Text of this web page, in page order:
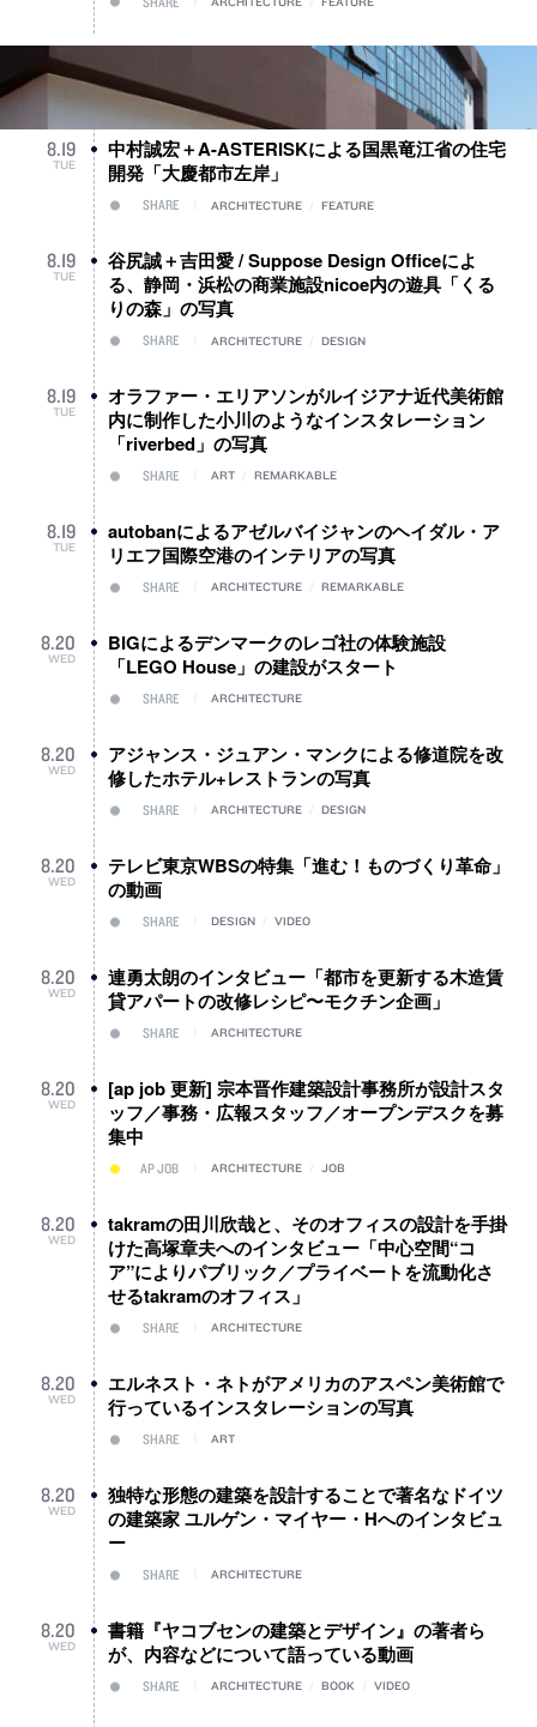
8.19
TUE
中村誠宏＋A-ASTERISKによる国黒竜江省の住宅
開発「大慶都市左岸」
SHARE ARCHITECTURE FEATURE
8.19
TUE
谷尻誠＋吉田愛 / Suppose Design Officeによ
る、静岡・浜松の商業施設nicoe内の遊具「くる
りの森」の写真
SHARE ARCHITECTURE DESIGN
8.19
TUE
オラファー・エリアソンがルイジアナ近代美術館
内に制作した小川のようなインスタレーション
「riverbed」の写真
SHARE ART REMARKABLE
8.19
TUE
autobanによるアゼルバイジャンのヘイダル・ア
リエフ国際空港のインテリアの写真
SHARE ARCHITECTURE REMARKABLE
8.20
WED
BIGによるデンマークのレゴ社の体験施設
「LEGO House」の建設がスタート
SHARE ARCHITECTURE
8.20
WED
アジャンス・ジュアン・マンクによる修道院を改
修したホテル+レストランの写真
SHARE ARCHITECTURE DESIGN
8.20
WED
テレビ東京WBSの特集「進む！ものづくり革命」
の動画
SHARE DESIGN VIDEO
8.20
WED
連勇太朗のインタビュー「都市を更新する木造賃
貸アパートの改修レシピ〜モクチン企画」
SHARE ARCHITECTURE
8.20
WED
[ap job 更新] 宗本晋作建築設計事務所が設計スタ
ッフ／事務・広報スタッフ／オープンデスクを募
集中
AP JOB ARCHITECTURE JOB
8.20
WED
takramの田川欣哉と、そのオフィスの設計を手掛
けた高塚章夫へのインタビュー「中心空間“コ
ア”によりパブリック／プライベートを流動化さ
せるtakramのオフィス」
SHARE ARCHITECTURE
8.20
WED
エルネスト・ネトがアメリカのアスペン美術館で
行っているインスタレーションの写真
SHARE ART
8.20
WED
独特な形態の建築を設計することで著名なドイツ
の建築家 ユルゲン・マイヤー・Hへのインタビュ
ー
SHARE ARCHITECTURE
8.20
WED
書籍『ヤコブセンの建築とデザイン』の著者ら
が、内容などについて語っている動画
SHARE ARCHITECTURE BOOK VIDEO